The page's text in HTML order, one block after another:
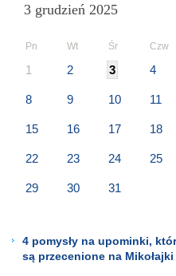
3 grudzień 2025
Pn Wt Śr Czw
1 2 3 4
8 9 10 11
15 16 17 18
22 23 24 25
29 30 31
4 pomysły na upominki,
są przecenione na Mikołajki